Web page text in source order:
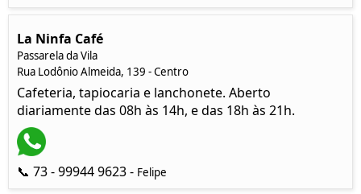
La Ninfa Café
Passarela da Vila
Rua Lodônio Almeida, 139 - Centro
Cafeteria, tapiocaria e lanchonete. Aberto
diariamente das 08h às 14h, e das 18h às 21h.
📞 73 - 99944 9623 - Felipe